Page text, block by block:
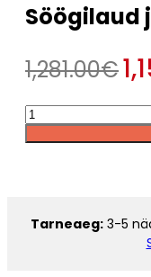
Söögilaud
1,281.00€
Söögilaud
ja
8
Alternative:
Tarneaeg:3-5